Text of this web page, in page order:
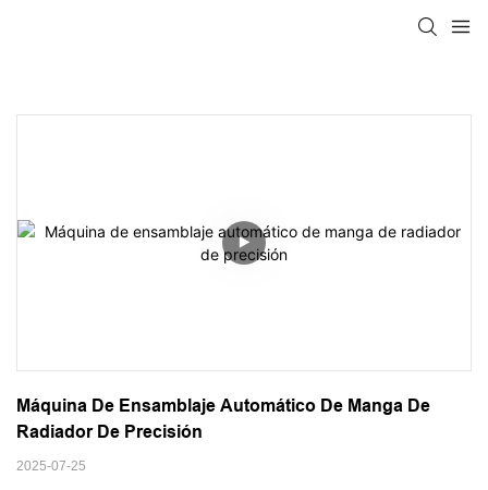
Máquina De Ensamblaje Automático De Manga De
Radiador De Precisión
2025-07-25